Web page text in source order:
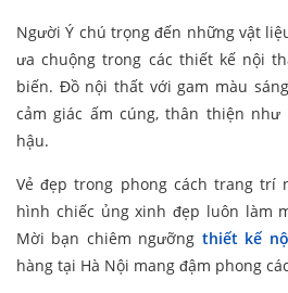
Người Ý chú trọng đến những vật
ưa chuộng trong các thiết kế nội
biến. Đồ nội thất với gam màu
cảm giác ấm cúng, thân thiện
hậu.
Vẻ đẹp trong phong cách trang trí
hình chiếc ủng xinh đẹp luôn làm
Mời bạn chiêm ngưỡng thiết kế
hàng tại Hà Nội mang đậm phong